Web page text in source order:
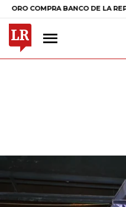
BANCO DE LA REPÚBLICA